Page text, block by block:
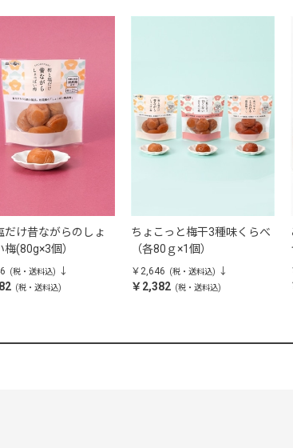
だけ昔ながらのしょ
梅(80g×3個）
(税・送料込)
(税・送料込)
ちょこっと梅干3種味くらべ
（各80ｇ×1個）
￥2,646 (税・送料込)
￥2,382 (税・送料込)